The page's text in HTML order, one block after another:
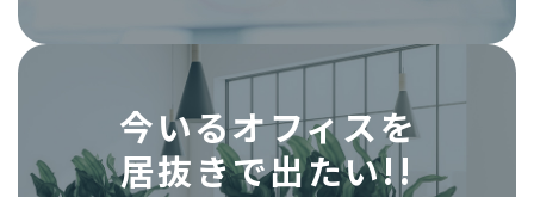
今いるオフィスを
居抜きで出たい!!